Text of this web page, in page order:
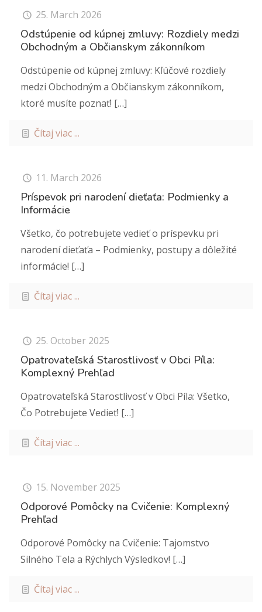
25. March 2026
Odstúpenie od kúpnej zmluvy: Rozdiely medzi
Obchodným a Občianskym zákonníkom
Odstúpenie od kúpnej zmluvy: Kľúčové rozdiely
medzi Obchodným a Občianskym zákonníkom,
ktoré musíte poznať! […]
Čítaj viac ...
11. March 2026
Príspevok pri narodení dieťaťa: Podmienky a
Informácie
Všetko, čo potrebujete vedieť o príspevku pri
narodení dieťaťa – Podmienky, postupy a dôležité
informácie! […]
Čítaj viac ...
25. October 2025
Opatrovateľská Starostlivosť v Obci Píla:
Komplexný Prehľad
Opatrovateľská Starostlivosť v Obci Píla: Všetko,
Čo Potrebujete Vedieť! […]
Čítaj viac ...
15. November 2025
Odporové Pomôcky na Cvičenie: Komplexný
Prehľad
Odporové Pomôcky na Cvičenie: Tajomstvo
Silného Tela a Rýchlych Výsledkov! […]
Čítaj viac ...